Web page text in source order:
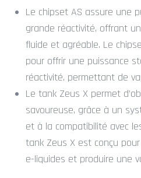
Le chipset AS assure une
grande réactivité, offrant
fluide et agréable. Le
pour offrir une puissance
réactivité, permettant de
Le tank Zeus X permet
savoureuse, grâce à un
et à la compatibilité avec
tank Zeus X est conçu
e-liquides et produire une